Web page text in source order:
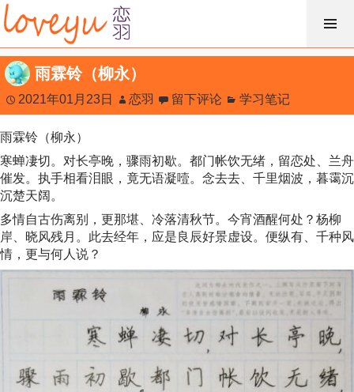
跳
过
内
容
雨霖铃（柳永）
2021年01月23日 恋羽 留下评论 学习笔记
雨霖铃（柳永）
寒蝉凄切。对长亭晚，骤雨初歇。都门帐饮无绪，留恋处、兰舟
催发。执手相看泪眼，竟无语凝噎。念去去、千里烟波，暮霭沉
沉楚天阔。
多情自古伤离别，更那堪、冷落清秋节。今宵酒醒何处？杨柳
岸、晓风残月。此去经年，应是良辰好景虚设。便纵有、千种风
情，更与何人说？